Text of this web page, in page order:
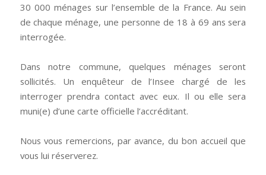
30 000 ménages sur l’ensemble de la France. Au sein
de chaque ménage, une personne de 18 à 69 ans sera
interrogée.
Dans notre commune, quelques ménages seront
sollicités. Un enquêteur de l’Insee chargé de les
interroger prendra contact avec eux. Il ou elle sera
muni(e) d’une carte officielle l’accréditant.
Nous vous remercions, par avance, du bon accueil que
vous lui réserverez.